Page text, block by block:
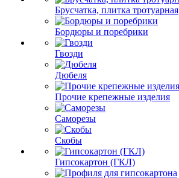
Брусчатка, плитка тротуарная
Бордюры и поребрики
Гвозди
Дюбеля
Прочие крепежные изделия
Саморезы
Скобы
Гипсокартон (ГКЛ)